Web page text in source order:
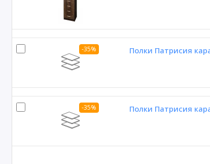
-35% Полки Патрисия
-35% Полки Патрисия